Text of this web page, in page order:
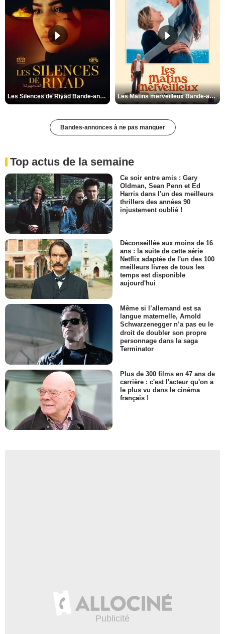
Les Silences de Riyad Bande-annonce VO STFR Les Matins merveilleux Bande-annonce VF
Bandes-annonces à ne pas manquer
Top actus de la semaine
Ce soir entre amis : Gary
Oldman, Sean Penn et Ed
Harris dans l'un des meilleurs
thrillers des années 90
injustement oublié !
Déconseillée aux moins de 16
ans : la suite de cette série
Netflix adaptée de l'un des 100
meilleurs livres de tous les
temps est disponible
aujourd'hui
Même si l’allemand est sa
langue maternelle, Arnold
Schwarzenegger n’a pas eu le
droit de doubler son propre
personnage dans la saga
Terminator
Plus de 300 films en 47 ans de
carrière : c'est l'acteur qu'on a
le plus vu dans le cinéma
français !